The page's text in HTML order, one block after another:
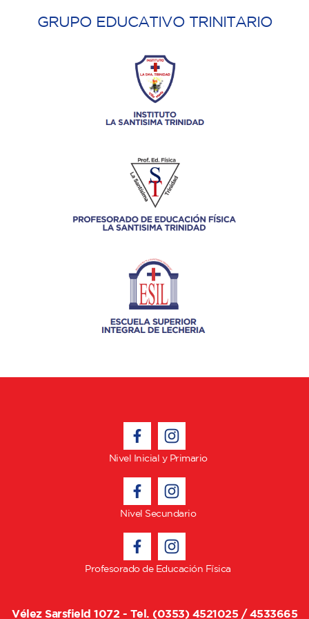
GRUPO EDUCATIVO TRINITARIO
Nivel Inicial y Primario
Nivel Secundario
Profesorado de Educación Física
Vélez Sarsfield 1072 - Tel. (0353) 4521025 / 4533665